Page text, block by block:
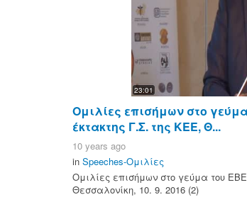
23:01
Ομιλίες επισήμων στο
έκτακτης Γ.Σ. της ΚΕΕ, Θ...
10 years ago
in Speeches-Ομιλίες
Ομιλίες επισήμων στο γεύμα του
Θεσσαλονίκη, 10. 9. 2016 (2)